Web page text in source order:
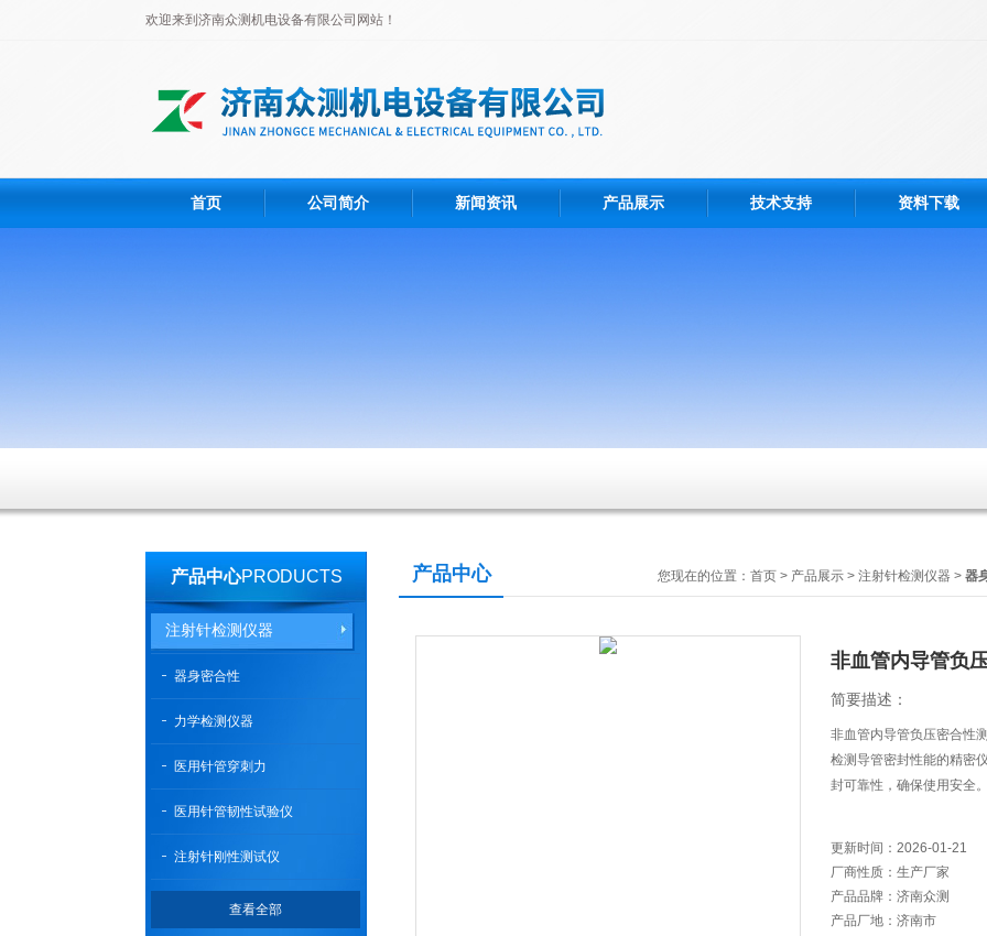
欢迎来到济南众测机电设备有限公司网站！
首页 公司简介 新闻资讯 产品展示 技术支持 资料下载
产品中心PRODUCTS
注射针检测仪器
器身密合性
力学检测仪器
医用针管穿刺力
医用针管韧性试验仪
注射针刚性测试仪
查看全部
产品中心 您现在的位置： 首页 > 产品展示 > 注射针检测仪器 > 器
非血管内导管负
简要描述：
非血管内导管负压密合性
检测导管密封性能的精密
封可靠性，确保使用安全
更新时间： 2026-01-21
厂商性质： 生产厂家
产品品牌： 济南众测
产品厂地： 济南市